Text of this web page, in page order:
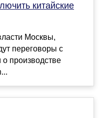
китайские
Москвы,
переговоры с
о производстве